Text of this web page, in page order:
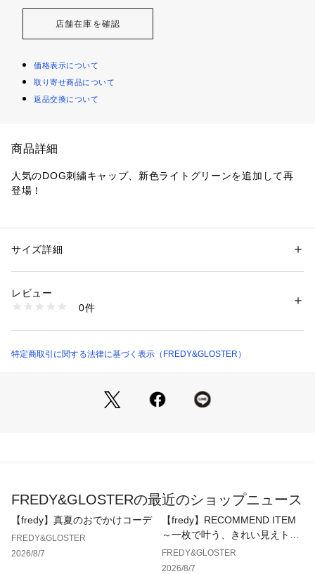
店舗在庫を確認
価格表示について
取り寄せ商品について
返品交換について
商品詳細
人気のDOG刺繍キャップ、新色ライトグリーンを追加して再
登場！
ンプルで合わせやすいデザインです。
ふさふさとした顎ひげと聡明な顔立ちが特徴のミニチュアシュ
なシーズー
着回しがしやすいカラー展開で、後頭部のアジャスターでサイ
シンプルな中に着心地の良さがあり、誰かにちょっと褒められ
るようなストーリーが生まれる良質なデイリーユースアイテム
フレンチカジュアル、トラッドを基本として遊び心のあるディ
テール、色柄、サイジングなどでアレンジし、エイジレスでタ
性別：メンズ
素材：綿100%
商品番号：
6-0724-9-68-331 （ショップ）
サイズ詳細
レビュー
0件
特定商取引に関する法律に基づく表示（FREDY&GLOSTER）
FREDY&GLOSTERの最近のショップニュース
【fredy】真夏のおでかけコーデ
FREDY&GLOSTER
2026/8/7
【fredy】RECOMMEND ITEM
～一枚で叶う、きれい見えトッ
プス～
FREDY&GLOSTER
2026/8/7